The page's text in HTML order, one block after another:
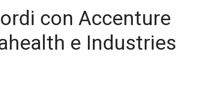
con Accenture
e Industries